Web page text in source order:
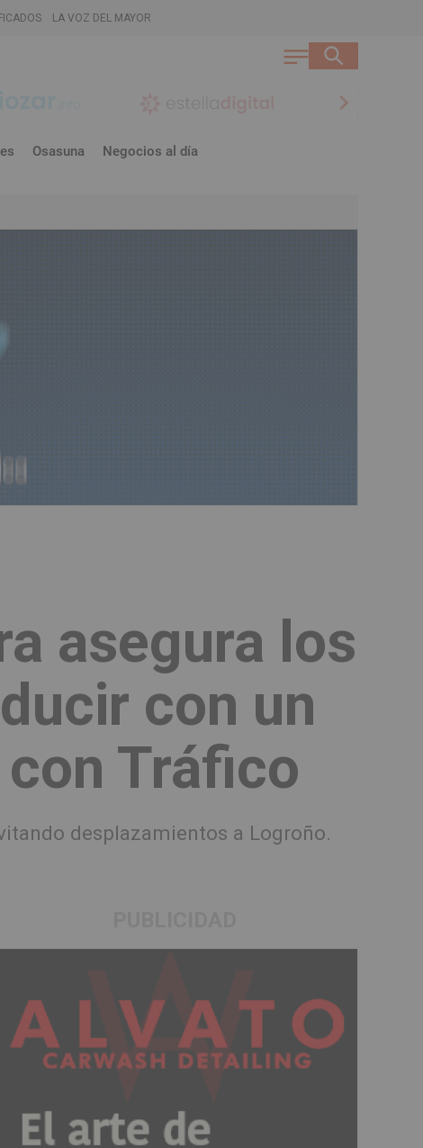
LA VOZ DEL MAYOR
chevron_right
Osasuna Negocios al día
asegura los
con un
Tráfico
desplazamientos a Logroño.